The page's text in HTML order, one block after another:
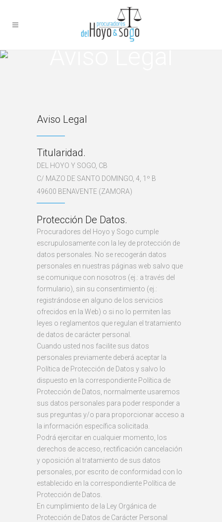
Aviso Legal
Titularidad.
DEL HOYO Y SOGO, CB
C/ MAZO DE SANTO DOMINGO, 4, 1º B
49600 BENAVENTE (ZAMORA)
Protección De Datos.
Procuradores del Hoyo y Sogo cumple
escrupulosamente con la ley de protección de
datos personales. No se recogerán datos
personales en nuestras páginas web salvo que
se comunique con nosotros (ej.: a través del
formulario), sin su consentimiento (ej.:
registrándose en alguno de los servicios
ofrecidos en la Web) o si no lo permiten las
leyes o reglamentos que regulan el tratamiento
de datos de carácter personal.
Cuando usted nos facilite sus datos
personales previamente deberá aceptar la
Política de Protección de Datos y salvo lo
dispuesto en la correspondiente Política de
Protección de Datos, normalmente usaremos
sus datos personales para poder responder a
sus preguntas y/o para proporcionar acceso a
la información específica solicitada.
Podrá ejercitar en cualquier momento, los
derechos de acceso, rectificación cancelación
y oposición al tratamiento de sus datos
personales, por escrito de conformidad con lo
establecido en la correspondiente Política de
Protección de Datos.
En cumplimiento de la Ley Orgánica de
Protección de Datos de Carácter Personal